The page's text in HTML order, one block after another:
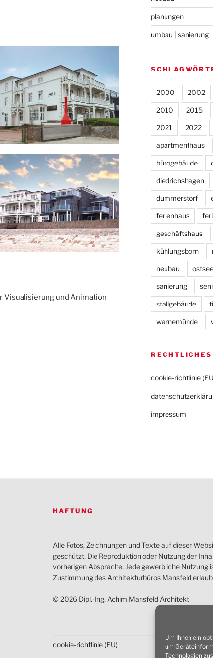
Um Ihnen ein
um
Technologien
Visualisierung und Animation
planungen
umbau | sanierung
2000 2002
2010 2015
2021 2022
apartmenthaus
bürogebäude
diedrichshagen
dummerstorf
ferienhaus
geschäftshaus
kühlungsborn
neubau
sanierung
stallgebäude
warnemünde
RECHTLICHES
cookie-richtlinie
impressum
HAFTUNG
Alle Fotos, Zeichnungen und Texte auf dieser
geschützt. Die Reproduktion oder Nutzung der
vorherigen Absprache. Jede gewerbliche Nutzung
Zustimmung des Architekturbüros Mansfeld
© 2026 Dipl.-Ing. Achim Mansfeld Architekt
cookie-richtlinie (EU)